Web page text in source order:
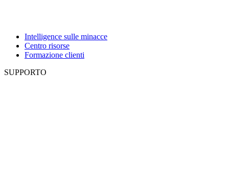
Intelligence sulle minacce
Centro risorse
Formazione clienti
SUPPORTO